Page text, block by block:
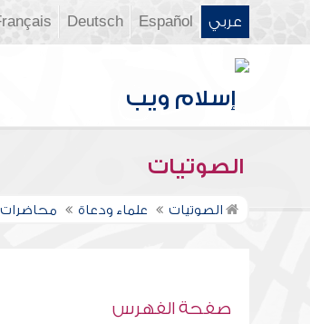
عربي Español
Deutsch
الصوتيات
الصوتيات علماء ودعاة
صفحة الفهرس